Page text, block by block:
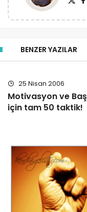
BENZER YAZILAR
25 Nisan 2006
Motivasyon ve
için tam 50 taktik!